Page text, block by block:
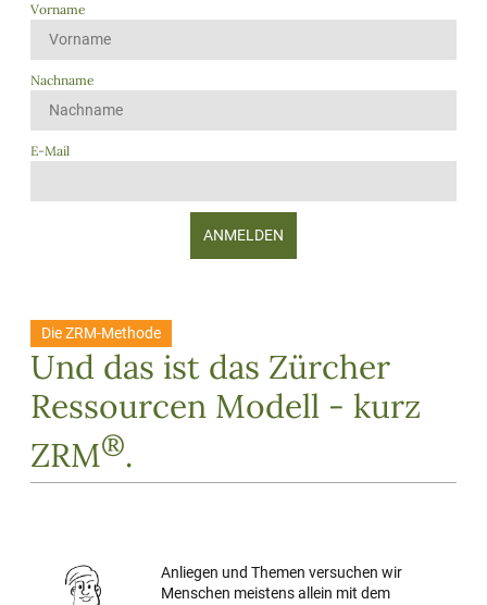
Zudem war es eine wertvolle
Erinnerung auch auf mich zu
schauen - etwas, das im
Unternehmerinnenalltag oft
verloren geht. Danke dafür!
Hier klicken
Vorname
Nachname
E-Mail
ANMELDEN
Die ZRM-Methode
Und das ist das Zürcher
Ressourcen Modell - kurz
ZRM®.
Anliegen und Themen versuchen wir
Menschen meistens allein mit dem